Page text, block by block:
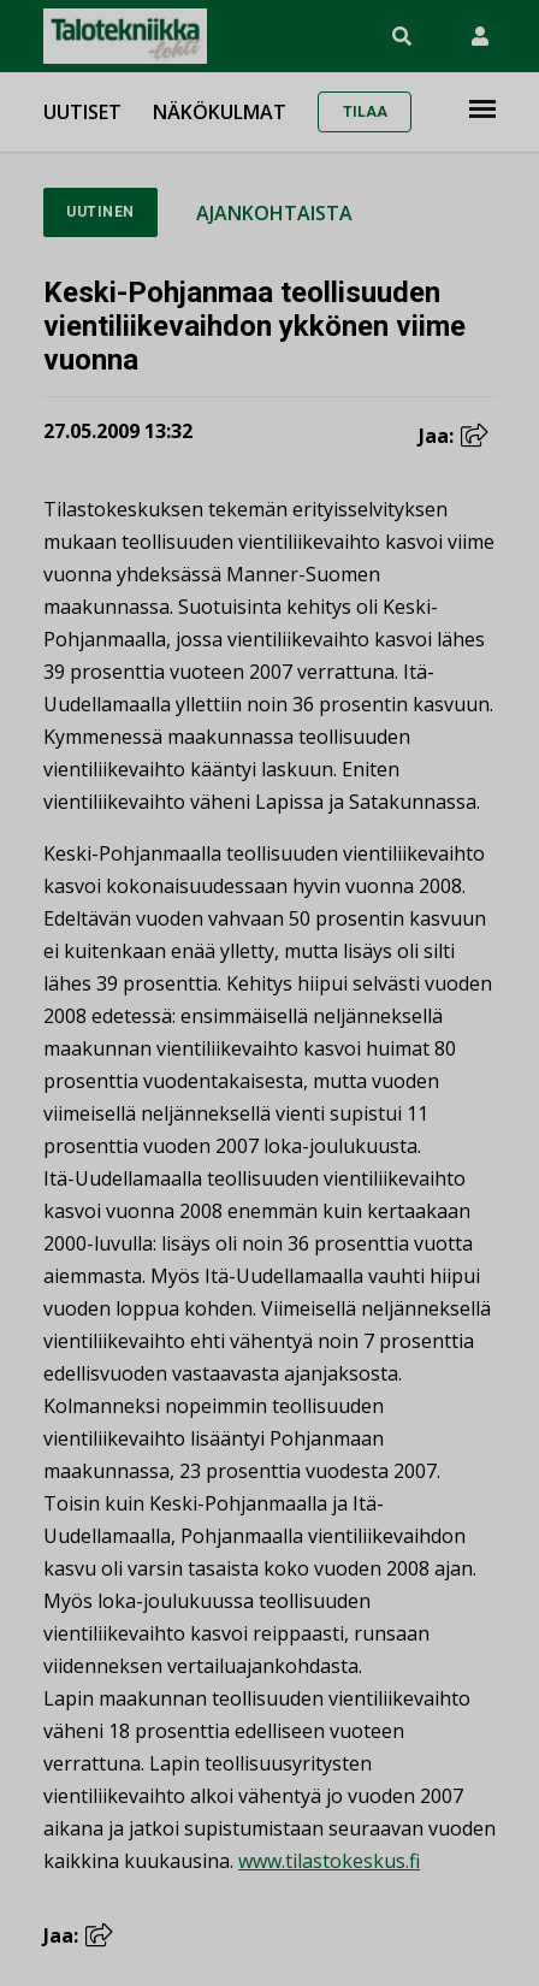
UUTISET NÄKÖKULMAT TILAA
UUTINEN AJANKOHTAISTA
Keski-Pohjanmaa teollisuuden
vientiliikevaihdon ykkönen viime
vuonna
27.05.2009 13:32 Jaa:
Tilastokeskuksen tekemän erityisselvityksen
mukaan teollisuuden vientiliikevaihto kasvoi viime
vuonna yhdeksässä Manner-Suomen
maakunnassa. Suotuisinta kehitys oli Keski-
Pohjanmaalla, jossa vientiliikevaihto kasvoi lähes
39 prosenttia vuoteen 2007 verrattuna. Itä-
Uudellamaalla yllettiin noin 36 prosentin kasvuun.
Kymmenessä maakunnassa teollisuuden
vientiliikevaihto kääntyi laskuun. Eniten
vientiliikevaihto väheni Lapissa ja Satakunnassa.
Keski-Pohjanmaalla teollisuuden vientiliikevaihto
kasvoi kokonaisuudessaan hyvin vuonna 2008.
Edeltävän vuoden vahvaan 50 prosentin kasvuun
ei kuitenkaan enää ylletty, mutta lisäys oli silti
lähes 39 prosenttia. Kehitys hiipui selvästi vuoden
2008 edetessä: ensimmäisellä neljänneksellä
maakunnan vientiliikevaihto kasvoi huimat 80
prosenttia vuodentakaisesta, mutta vuoden
viimeisellä neljänneksellä vienti supistui 11
prosenttia vuoden 2007 loka-joulukuusta.
Itä-Uudellamaalla teollisuuden vientiliikevaihto
kasvoi vuonna 2008 enemmän kuin kertaakaan
2000-luvulla: lisäys oli noin 36 prosenttia vuotta
aiemmasta. Myös Itä-Uudellamaalla vauhti hiipui
vuoden loppua kohden. Viimeisellä neljänneksellä
vientiliikevaihto ehti vähentyä noin 7 prosenttia
edellisvuoden vastaavasta ajanjaksosta.
Kolmanneksi nopeimmin teollisuuden
vientiliikevaihto lisääntyi Pohjanmaan
maakunnassa, 23 prosenttia vuodesta 2007.
Toisin kuin Keski-Pohjanmaalla ja Itä-
Uudellamaalla, Pohjanmaalla vientiliikevaihdon
kasvu oli varsin tasaista koko vuoden 2008 ajan.
Myös loka-joulukuussa teollisuuden
vientiliikevaihto kasvoi reippaasti, runsaan
viidenneksen vertailuajankohdasta.
Lapin maakunnan teollisuuden vientiliikevaihto
väheni 18 prosenttia edelliseen vuoteen
verrattuna. Lapin teollisuusyritysten
vientiliikevaihto alkoi vähentyä jo vuoden 2007
aikana ja jatkoi supistumistaan seuraavan vuoden
kaikkina kuukausina. www.tilastokeskus.fi
Jaa: